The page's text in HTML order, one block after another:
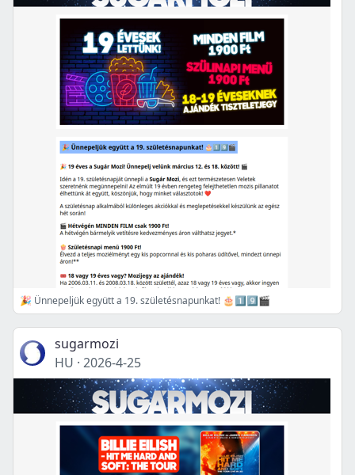
🎉 Ünnepeljük együtt a 19. születésnapunkat! 🎂1️⃣9️⃣🎬
sugarmozi
HU · 2026-4-25